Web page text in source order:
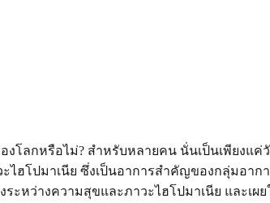
ลกหรือไม่? สำหรับหลายคน นั่นเป็นเพียงแค่
ฮโปมาเนีย ซึ่งเป็นอาการสำคัญของกลุ่มอาก
หว่างความสุขและภาวะไฮโปมาเนีย และเผย